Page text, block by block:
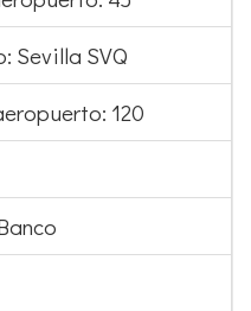
Sevilla SVQ
120